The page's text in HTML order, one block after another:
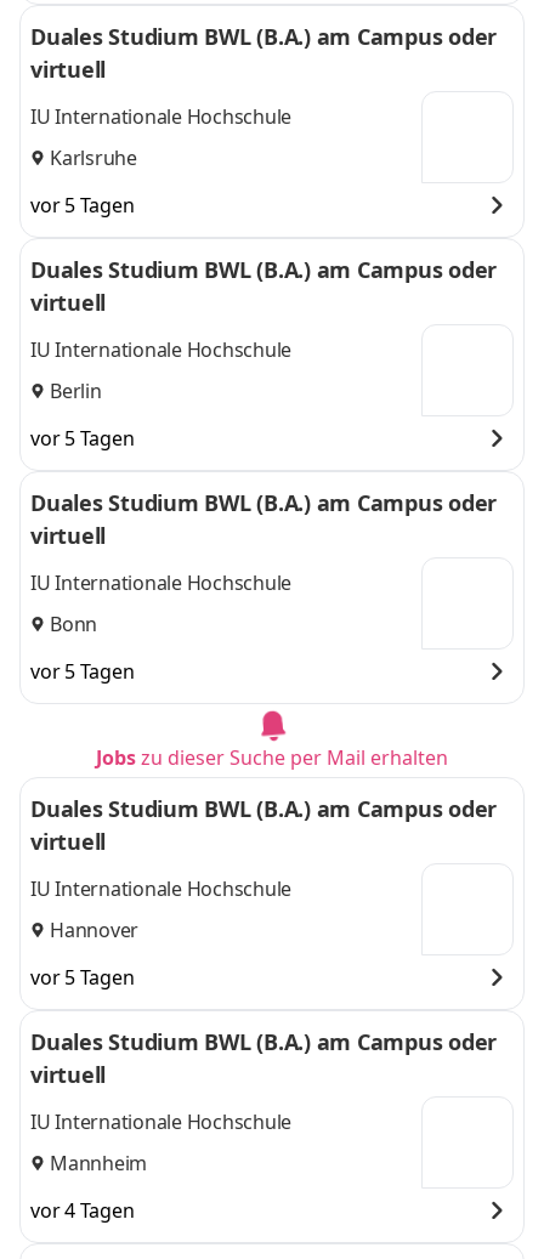
Duales Studium BWL (B.A.) am Campus oder
virtuell
IU Internationale Hochschule
Karlsruhe
vor 5 Tagen
Duales Studium BWL (B.A.) am Campus oder
virtuell
IU Internationale Hochschule
Berlin
vor 5 Tagen
Duales Studium BWL (B.A.) am Campus oder
virtuell
IU Internationale Hochschule
Bonn
vor 5 Tagen
Jobszu dieser Suche per Mail erhalten
Duales Studium BWL (B.A.) am Campus oder
virtuell
IU Internationale Hochschule
Hannover
vor 5 Tagen
Duales Studium BWL (B.A.) am Campus oder
virtuell
IU Internationale Hochschule
Mannheim
vor 4 Tagen